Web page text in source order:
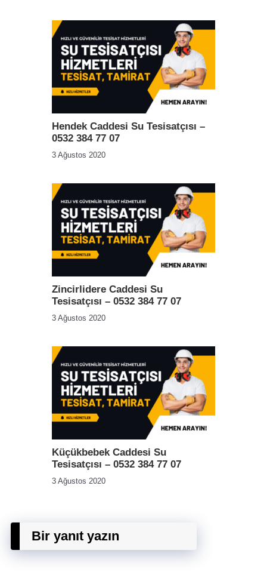
Hendek Caddesi Su Tesisatçısı –
0532 384 77 07
3 Ağustos 2020
Zincirlidere Caddesi Su
Tesisatçısı – 0532 384 77 07
3 Ağustos 2020
Küçükbebek Caddesi Su
Tesisatçısı – 0532 384 77 07
3 Ağustos 2020
Bir yanıt yazın